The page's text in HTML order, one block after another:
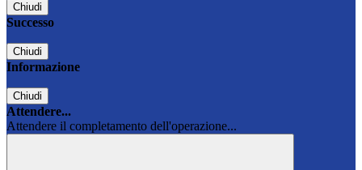
Chiudi
Successo
Chiudi
Informazione
Chiudi
Attendere...
Attendere il completamento dell'operazione...